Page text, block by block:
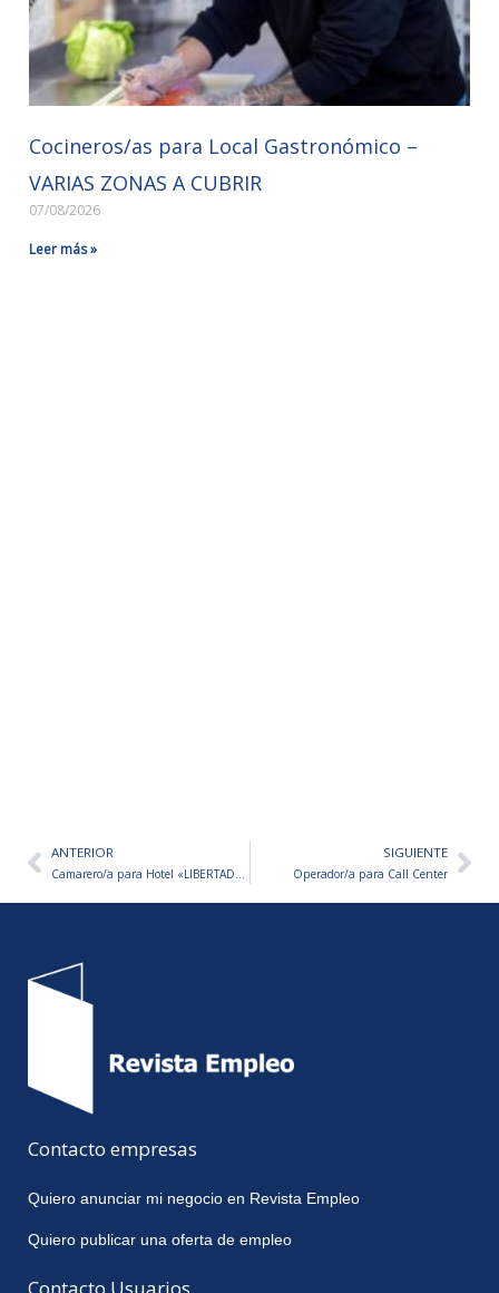
Cocineros/as para Local Gastronómico –
VARIAS ZONAS A CUBRIR
07/08/2026
Leer más »
AntANTERIOR
Camarero/a para Hotel «LIBERTADOR»
SIGUIENTE
Operador/a para Call Center
Contacto empresas
Quiero anunciar mi negocio en Revista Empleo
Quiero publicar una oferta de empleo